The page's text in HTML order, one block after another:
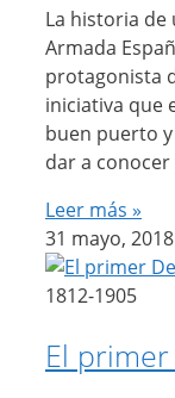
La historia de
Armada
protagonista
iniciativa que
buen puerto
dar a conocer
Leer más »
31 mayo, 2018
1812-1905
El